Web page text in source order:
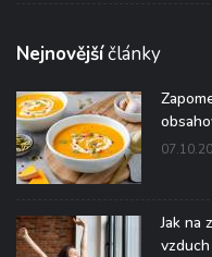
Nejnovějšíčlánky
Jak na
vzduch